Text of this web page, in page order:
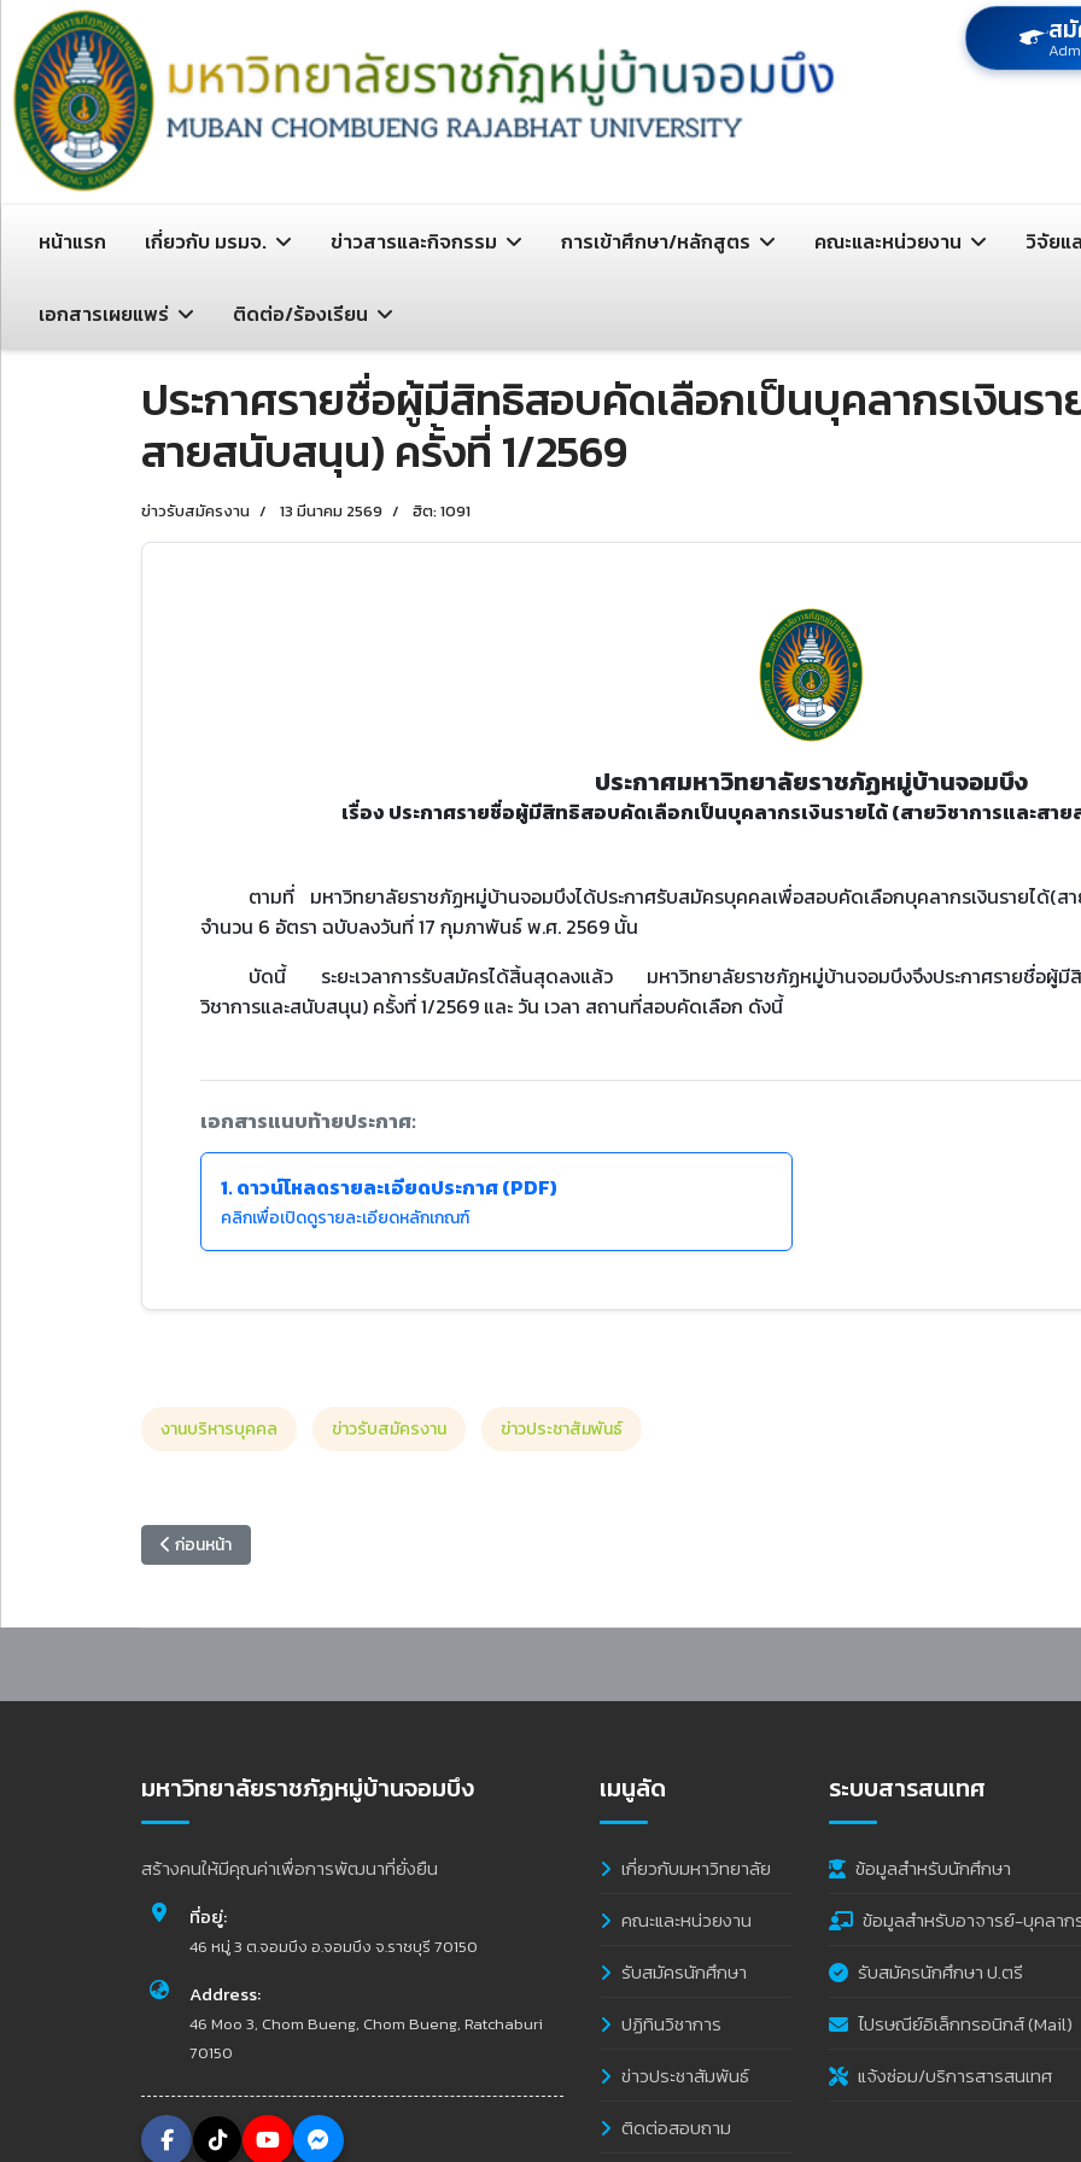
สมั
หน้าแรก เกี่ยวกับ มรมจ. ข่าวสารและกิจกรรม การเข้าศึกษา/หลักสูตร คณะและหน่วยงาน วิจัยแ
เอกสารเผยแพร่ ติดต่อ/ร้องเรียน
ประกาศรายชื่อผู้มีสิทธิสอบคัดเลือกเป็นบุคลากรเงินรา
สายสนับสนุน) ครั้งที่ 1/2569
ข่าวรับสมัครงาน 13 มีนาคม 2569 ฮิต: 1091
ประกาศมหาวิทยาลัยราชภัฏหมู่บ้านจอมบึง
เรื่อง ประกาศรายชื่อผู้มีสิทธิสอบคัดเลือกเป็นบุคลากรเงินรายได้ (สายวิชาการและสา
ตามที่ มหาวิทยาลัยราชภัฏหมู่บ้านจอมบึงได้ประกาศรับสมัครบุคคลเพื่อสอบคัดเลือกบุคลากรเงินรายได้(
จำนวน 6 อัตรา ฉบับลงวันที่ 17 กุมภาพันธ์ พ.ศ. 2569 นั้น
บัดนี้ ระยะเวลาการรับสมัครได้สิ้นสุดลงแล้ว มหาวิทยาลัยราชภัฏหมู่บ้านจอมบึงจึงประกาศรายชื่อผู้มีสิ
วิชาการและสนับสนุน) ครั้งที่ 1/2569 และ วัน เวลา สถานที่สอบคัดเลือก ดังนี้
เอกสารแนบท้ายประกาศ:
1. ดาวน์โหลดรายละเอียดประกาศ (PDF)
คลิกเพื่อเปิดดูรายละเอียดหลักเกณฑ์
งานบริหารบุคคล ข่าวรับสมัครงาน ข่าวประชาสัมพันธ์
เนื้อหาก่อนหน้า: ประกาศรับสมัครบุคคลเพื่อสอบคัดเลือกเป็นบุคลากรของโรงเรียนสาธิตฯ ตําแหน่งครูผู้ช่วย กลุ่มสาระการเรียนรู้ภาษาไท
ก่อนหน้า
มหาวิทยาลัยราชภัฏหมู่บ้านจอมบึง
สร้างคนให้มีคุณค่าเพื่อการพัฒนาที่ยั่งยืน
ที่อยู่:
46 หมู่ 3 ต.จอมบึง อ.จอมบึง จ.ราชบุรี 70150
Address:
46 Moo 3, Chom Bueng, Chom Bueng, Ratchaburi
70150
เมนูลัด
เกี่ยวกับมหาวิทยาลัย
คณะและหน่วยงาน
รับสมัครนักศึกษา
ปฏิทินวิชาการ
ข่าวประชาสัมพันธ์
ติดต่อสอบถาม
ระบบสารสนเทศ
ข้อมูลสำหรับนักศึกษา
ข้อมูลสำหรับอาจารย์-บุคลาก
รับสมัครนักศึกษา ป.ตรี
ไปรษณีย์อิเล็กทรอนิกส์ (Mail)
แจ้งซ่อม/บริการสารสนเทศ